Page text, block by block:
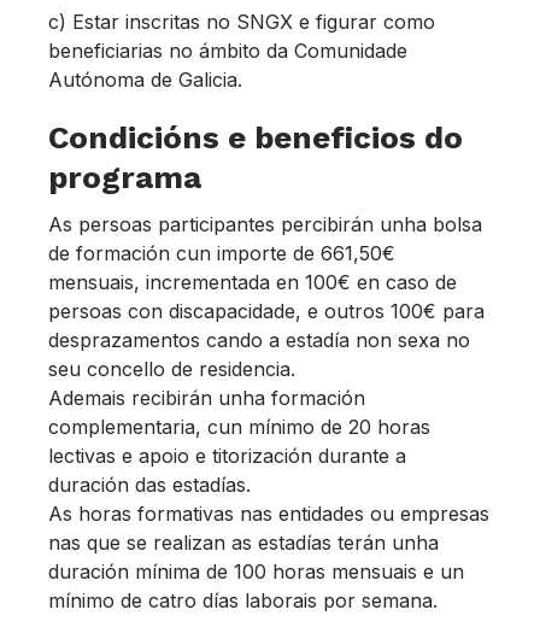
c) Estar inscritas no SNGX e figurar como
beneficiarias no ámbito da Comunidade
Autónoma de Galicia.
Condicións e beneficios do
programa
As persoas participantes percibirán unha bolsa
de formación cun importe de 661,50€
mensuais, incrementada en 100€ en caso de
persoas con discapacidade, e outros 100€ para
desprazamentos cando a estadía non sexa no
seu concello de residencia.
Ademais recibirán unha formación
complementaria, cun mínimo de 20 horas
lectivas e apoio e titorización durante a
duración das estadías.
As horas formativas nas entidades ou empresas
nas que se realizan as estadías terán unha
duración mínima de 100 horas mensuais e un
mínimo de catro días laborais por semana.